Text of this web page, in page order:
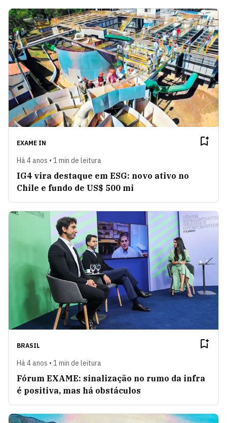
EXAME IN
Há 4 anos • 1 min de leitura
IG4 vira destaque em ESG: novo ativo no
Chile e fundo de US$ 500 mi
BRASIL
Há 4 anos • 1 min de leitura
Fórum EXAME: sinalização no rumo da infra
é positiva, mas há obstáculos